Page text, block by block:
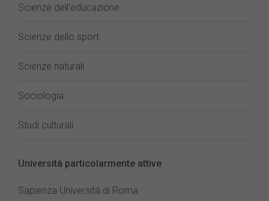
Scienze dell’educazione
Scienze dello sport
Scienze naturali
Sociologia
Studi culturali
Università particolarmente attive
Sapienza Università di Roma